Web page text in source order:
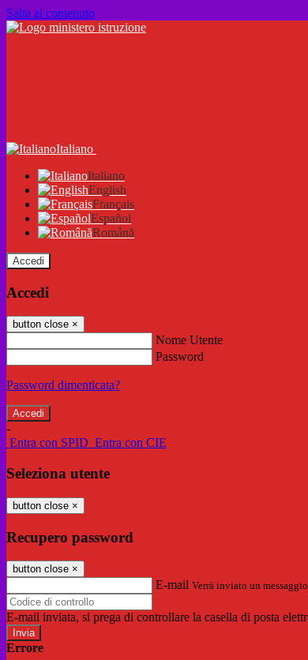
Salta al contenuto
Italiano
Italiano
English
Français
Español
Română
Accedi
Accedi
button close ×
Nome Utente
Password
Password dimenticata?
-
Entra con SPID Entra con CIE
Seleziona utente
button close ×
Recupero password
button close ×
E-mail Verrà inviato un
E-mail inviata, si prega di controllare la casella di posta
Errore